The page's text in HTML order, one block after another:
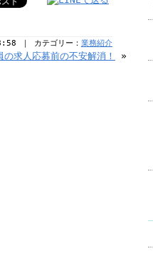
｜ カテゴリー： 業務紹介
の求人応募前の不安解消！ »